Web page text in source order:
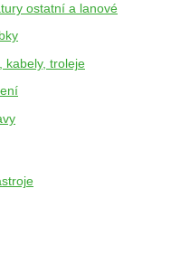
ostatní a lanové
kabely, troleje